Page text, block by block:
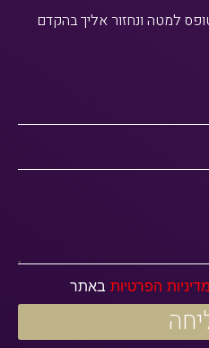
למטה ונחזור אליך בהקדם
מדיניות הפרטיות באתר